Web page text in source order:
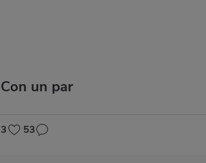
Con un par
3 53